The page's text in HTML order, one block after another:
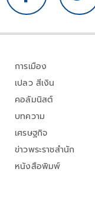
การเมือง
เปลว สีเงิน
คอลัมนิสต์
บทความ
เศรษฐกิจ
ข่าวพระราชสำนัก
หนังสือพิมพ์